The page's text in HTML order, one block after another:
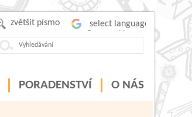
zvětšit písmo
PORADENSTVÍ O NÁS